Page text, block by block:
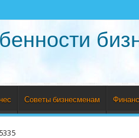
Советы бизнесменам